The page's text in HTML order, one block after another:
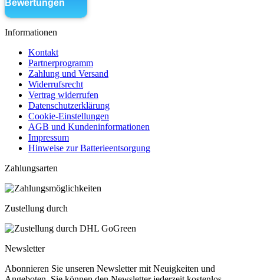
Informationen
Kontakt
Partnerprogramm
Zahlung und Versand
Widerrufsrecht
Vertrag widerrufen
Datenschutzerklärung
Cookie-Einstellungen
AGB und Kundeninformationen
Impressum
Hinweise zur Batterieentsorgung
Zahlungsarten
Zustellung durch
Newsletter
Abonnieren Sie unseren Newsletter mit Neuigkeiten und